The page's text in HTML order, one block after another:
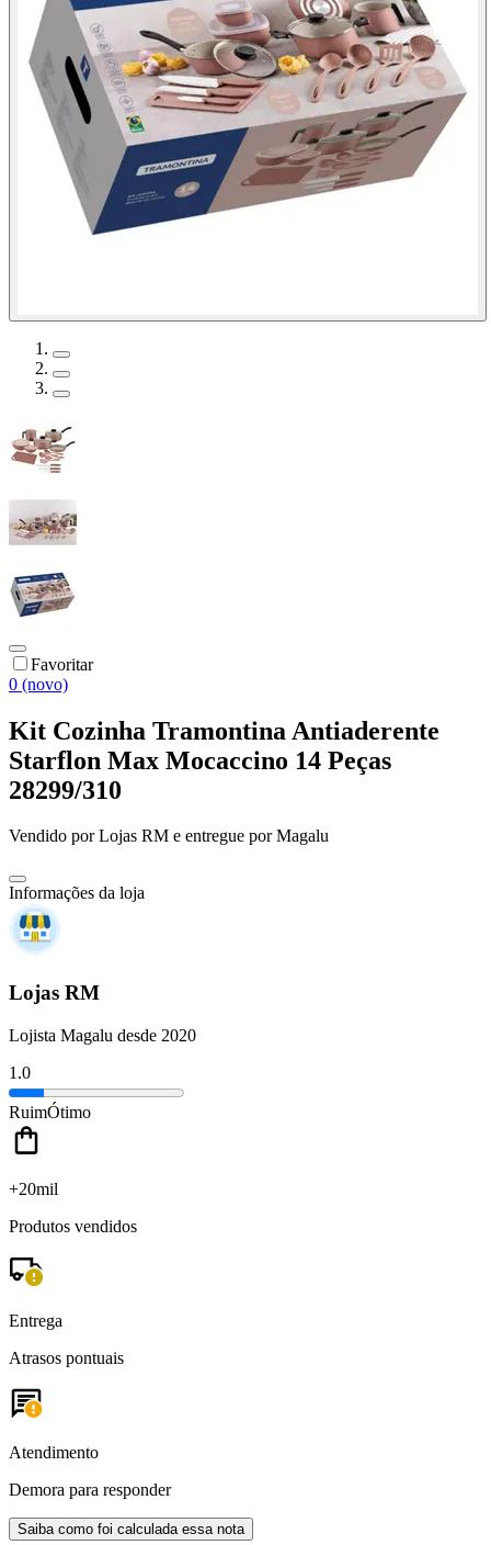
Favoritar
0 (novo)
Kit Cozinha Tramontina Antiaderente
Starflon Max Mocaccino 14 Peças
28299/310
Vendido porLojas RM e entregue por Magalu
Informações da loja
Lojas RM
Lojista Magalu desde 2020
1.0
RuimÓtimo
+20mil
Produtos vendidos
Entrega
Atrasos pontuais
Atendimento
Demora para responder
Saiba como foi calculada essa nota